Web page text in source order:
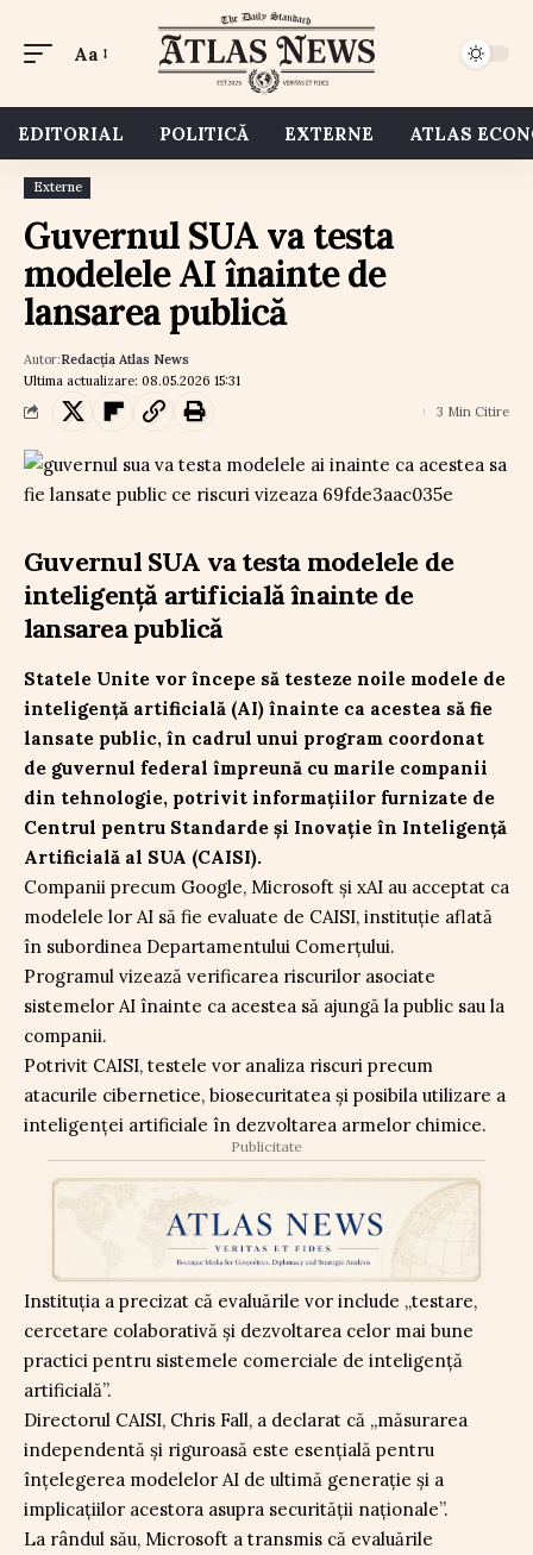
Aa
EDITORIAL POLITICĂ EXTERNE ATLAS
Externe
Guvernul SUA va testa
modelele AI înainte de
lansarea publică
Ultima actualizare: 08.05.2026 15:31
Autor:Redacția Atlas News
3 Min Citire
Guvernul SUA va testa modelele de
inteligență artificială înainte de
lansarea publică
Statele Unite vor începe să testeze noile modele de
inteligență artificială (AI) înainte ca acestea să fie
lansate public, în cadrul unui program coordonat
de guvernul federal împreună cu marile companii
din tehnologie, potrivit informațiilor furnizate de
Centrul pentru Standarde și Inovație în Inteligență
Artificială al SUA (CAISI).
Companii precum Google, Microsoft și xAI au acceptat ca
modelele lor AI să fie evaluate de CAISI, instituție aflată
în subordinea Departamentului Comerțului.
Programul vizează verificarea riscurilor asociate
sistemelor AI înainte ca acestea să ajungă la public sau la
companii.
Potrivit CAISI, testele vor analiza riscuri precum
atacurile cibernetice, biosecuritatea și posibila utilizare a
inteligenței artificiale în dezvoltarea armelor chimice.
Publicitate
Instituția a precizat că evaluările vor include „testare,
cercetare colaborativă și dezvoltarea celor mai bune
practici pentru sistemele comerciale de inteligență
artificială”.
Directorul CAISI, Chris Fall, a declarat că „măsurarea
independentă și riguroasă este esențială pentru
înțelegerea modelelor AI de ultimă generație și a
implicațiilor acestora asupra securității naționale”.
La rândul său, Microsoft a transmis că evaluările